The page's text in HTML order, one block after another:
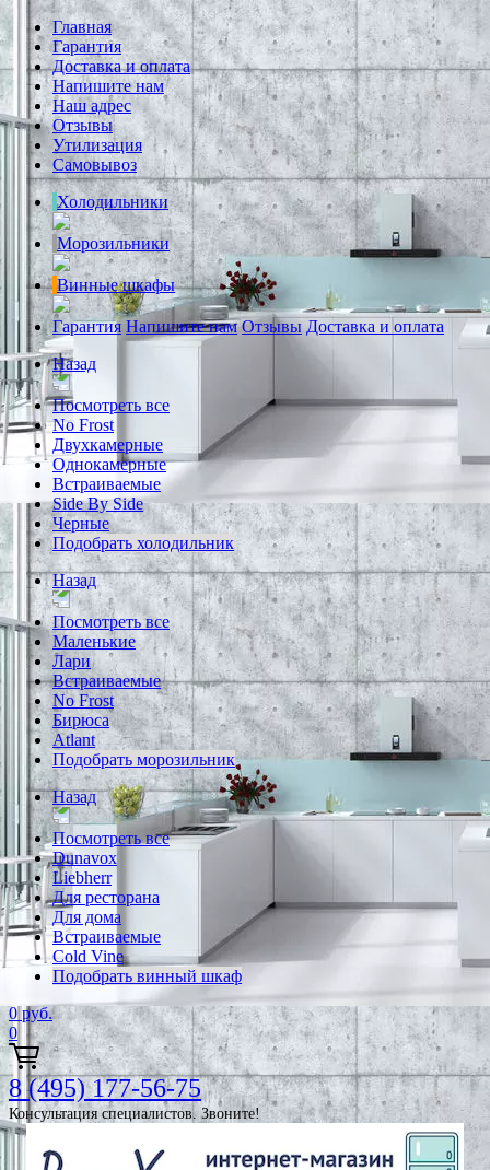
Главная
Гарантия
Доставка и оплата
Напишите нам
Наш адрес
Отзывы
Утилизация
Самовывоз
Холодильники
Морозильники
Винные шкафы
Гарантия Напишите нам Отзывы Доставка и оплата
Назад
Посмотреть все
No Frost
Двухкамерные
Однокамерные
Встраиваемые
Side By Side
Черные
Подобрать холодильник
Назад
Посмотреть все
Маленькие
Лари
Встраиваемые
No Frost
Бирюса
Atlant
Подобрать морозильник
Назад
Посмотреть все
Dunavox
Liebherr
Для ресторана
Для дома
Встраиваемые
Cold Vine
Подобрать винный шкаф
0 руб.
0
8 (495) 177-56-75
Консультация специалистов. Звоните!